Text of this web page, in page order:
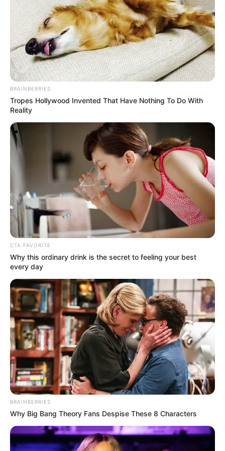
Μία αδιαθεσία ήταν η αιτία και υπέστη
καρδιακό επεισόδιο, που του κόστισε
δυστυχώς την ζωή του.
Ο άτυχος μουσικός ήταν από τους καλύτερους
στα ντράμς και είχε συνεργαστεί με πολλούς
καλλιτέχνες και φιλαρμονικές ορχήστρες.
Στη φωτογραφία κάτω ο βλέπουμε αριστερά
τον τραγουδιστή Κώστα Αρμενόπουλο με τον
Είναι η τελευταία φωτογραφία που έβγαλαν
μαζί από την συνεργασία τους στο Γυάλινο
Μουσικό Θέατρο.
BRAINBERRIES
Tropes Hollywood Invented That Have Nothing To Do With
Reality
CTA FAVORITE
Why this ordinary drink is the secret to feeling your best
every day
BRAINBERRIES
Why Big Bang Theory Fans Despise These 8 Characters